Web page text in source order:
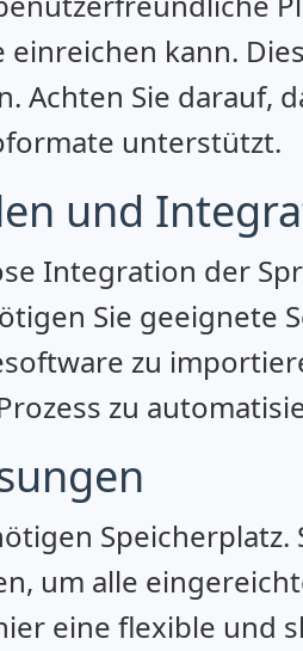
kann.
Achten Sie darauf,
unterstützt.
und
Integration der
Sie geeignete
zu
zu
Speicherplatz.
um alle
eine flexible und